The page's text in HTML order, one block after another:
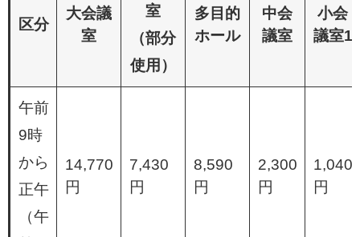
区分
大会議
室
室
（部分
使用）
多目的
ホール
中会
議室
小会
議室1
午前
9時
から
正午
（午
14,770
円
7,430
円
8,590
円
2,300
円
1,040
円